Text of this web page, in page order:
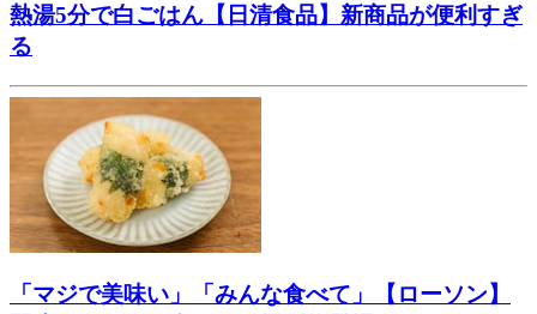
熱湯5分で白ごはん【日清食品】新商品が便利すぎ
る
「マジで美味い」「みんな食べて」【ローソン】